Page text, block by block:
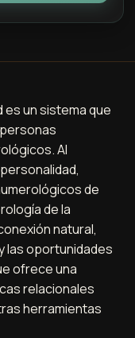
es un sistema que
Al
de
de la
natural,
las oportunidades
ofrece una
relacionales
herramientas